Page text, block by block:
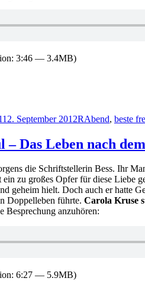
3:46 — 3.4MB)
12. September 2012RAbend, beste
Das Leben nach
die Schriftstellerin Bess. Ihr
ein zu großes Opfer für diese Liebe
geheim hielt. Doch auch er hatte
Doppelleben führte. Carola Kruse
Besprechung anzuhören:
6:27 — 5.9MB)